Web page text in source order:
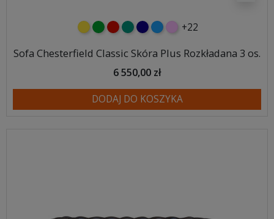
żółtyzielonyczerwony
turkusowy
granatowy
niebieski
różowy
+22
Sofa Chesterfield Classic Skóra Plus Rozkładana 3 os.
6 550,00 zł
DODAJ DO KOSZYKA